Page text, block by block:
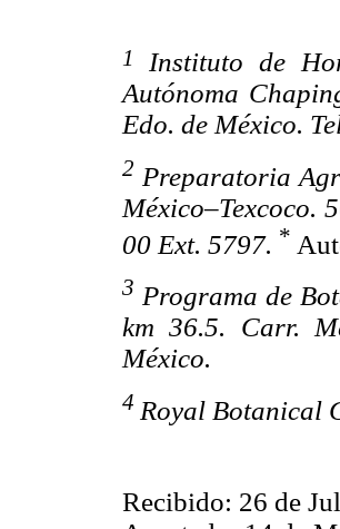
1 Instituto de
Autónoma
Edo. de México.
2 Preparatoria
México–Texcoco.
00 Ext. 5797. *
3 Programa de
km 36.5. Carr.
México.
4 Royal Botanical
Recibido: 26 de